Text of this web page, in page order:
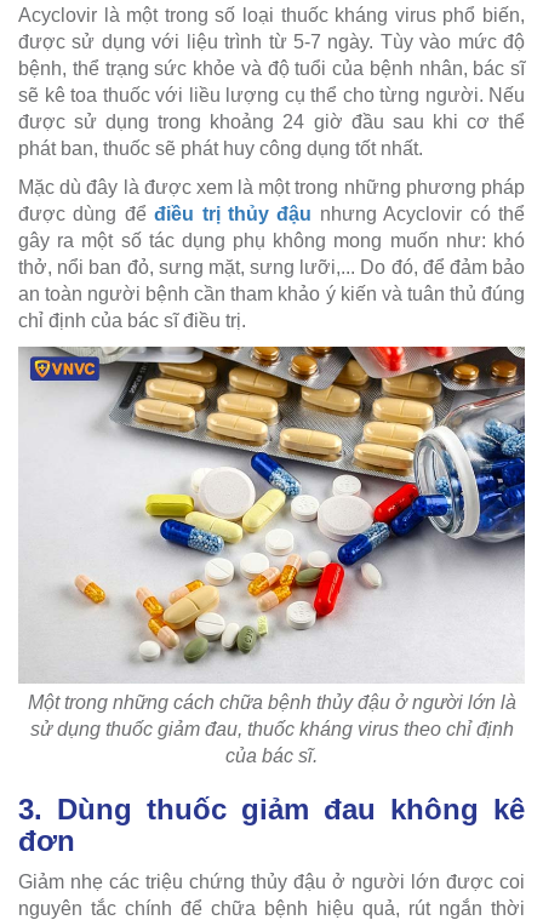
Acyclovir là một trong số loại thuốc kháng virus phổ biến,
được sử dụng với liệu trình từ 5-7 ngày. Tùy vào mức độ
bệnh, thể trạng sức khỏe và độ tuổi của bệnh nhân, bác sĩ
sẽ kê toa thuốc với liều lượng cụ thể cho từng người. Nếu
được sử dụng trong khoảng 24 giờ đầu sau khi cơ thể
phát ban, thuốc sẽ phát huy công dụng tốt nhất.
Mặc dù đây là được xem là một trong những phương pháp
được dùng đểđiều trị thủy đậu nhưng Acyclovir có thể
gây ra một số tác dụng phụ không mong muốn như: khó
thở, nổi ban đỏ, sưng mặt, sưng lưỡi,... Do đó, để đảm bảo
an toàn người bệnh cần tham khảo ý kiến và tuân thủ đúng
chỉ định của bác sĩ điều trị.
Một trong những cách chữa bệnh thủy đậu ở người lớn là
sử dụng thuốc giảm đau, thuốc kháng virus theo chỉ định
của bác sĩ.
3. Dùng thuốc giảm đau không kê
đơn
Giảm nhẹ các triệu chứng thủy đậu ở người lớn được coi
nguyên tắc chính để chữa bệnh hiệu quả, rút ngắn thời